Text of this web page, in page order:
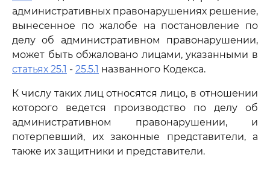
административных правонарушениях решение,
вынесенное по жалобе на постановление по
делу об административном правонарушении,
может быть обжаловано лицами, указанными в
статьях 25.1 - 25.5.1 названного Кодекса.
К числу таких лиц относятся лицо, в отношении
которого ведется производство по делу об
административном правонарушении, и
потерпевший, их законные представители, а
также их защитники и представители.